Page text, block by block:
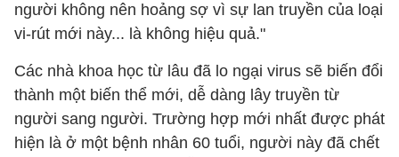
người không nên hoảng sợ vì sự lan truyền của loại
vi-rút mới này... là không hiệu quả."
Các nhà khoa học từ lâu đã lo ngại virus sẽ biến đổi
thành một biến thể mới, dễ dàng lây truyền từ
người sang người. Trường hợp mới nhất được phát
hiện là ở một bệnh nhân 60 tuổi, người này đã chết